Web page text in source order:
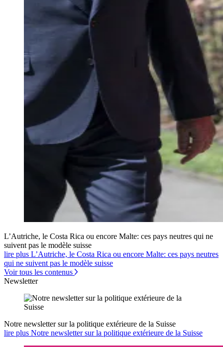
L’Autriche, le Costa Rica ou encore Malte: ces pays neutres qui ne
suivent pas le modèle suisse
lire plus L’Autriche, le Costa Rica ou encore Malte: ces pays neutres
qui ne suivent pas le modèle suisse
Voir tous les contenus
Newsletter
Notre newsletter sur la politique extérieure de la Suisse
lire plus Notre newsletter sur la politique extérieure de la Suisse